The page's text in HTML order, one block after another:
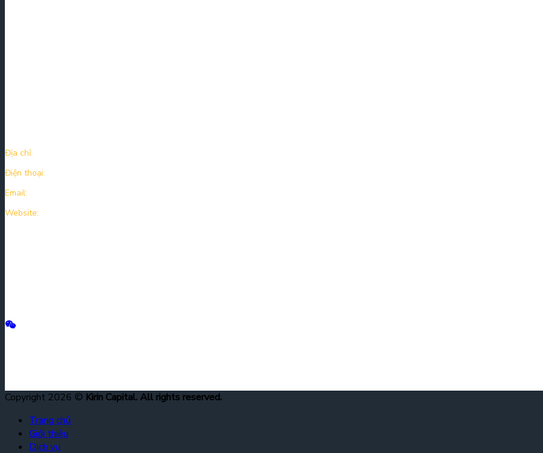
Địa chỉ:
Điện thoại:
Email:
Website:
Copyright 2026 © Kirin Capital. All rights reserved.
Trang chủ
Giới thiệu
Dịch vụ